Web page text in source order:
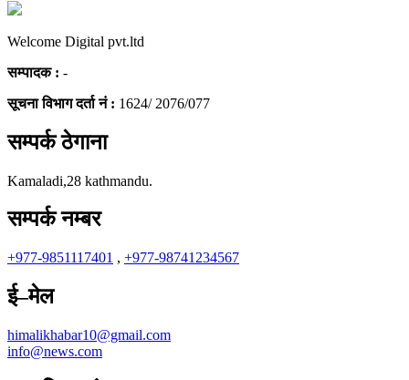
Welcome Digital pvt.ltd
सम्पादक : -
सूचना विभाग दर्ता नं : 1624/ 2076/077
सम्पर्क ठेगाना
Kamaladi,28 kathmandu.
सम्पर्क नम्बर
+977-9851117401 , +977-98741234567
ई–मेल
himalikhabar10@gmail.com
info@news.com